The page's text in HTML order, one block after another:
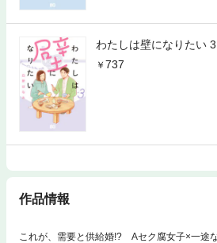
わたしは壁になりたい 3
737
作品情報
これが、需要と供給婚!? Aセク腐女子×一途